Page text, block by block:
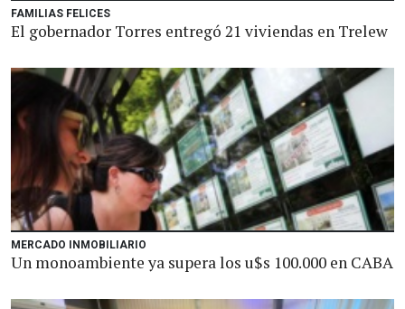
FAMILIAS FELICES
El gobernador Torres entregó 21 viviendas en Trelew
MERCADO INMOBILIARIO
Un monoambiente ya supera los u$s 100.000 en CABA